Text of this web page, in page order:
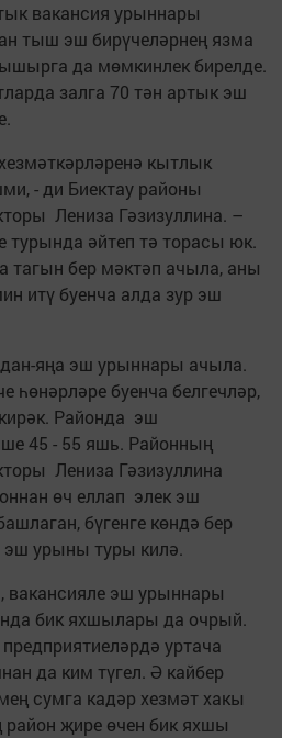
вакансия урыннары
тыш эш бирүчеләрнең язма
да мөмкинлек бирелде.
залга 70 тән артык эш
кытлык
- ди Биектау районы
Лениза Гәзизуллина. –
турында әйтеп тә торасы юк.
тагын бер мәктәп ачыла, аны
итү буенча алда зур эш
яңа эш урыннары ачыла.
һөнәрләре буенча белгечләр,
Районда эш
45 - 55 яшь. Районның
Лениза Гәзизуллина
өч еллап элек эш
бүгенге көндә бер
эш урыны туры килә.
вакансияле эш урыннары
бик яхшылары да очрый.
уртача
да ким түгел. Ә кайбер
сумга кадәр хезмәт хакы
район җире өчен бик яхшы